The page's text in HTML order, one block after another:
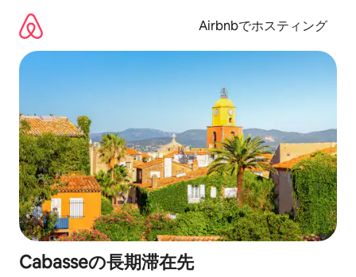
Airbnbでホスティング
Cabasseの長期滞在先